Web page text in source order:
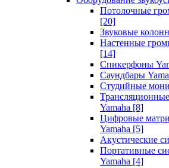
Потолочные
[20]
Звуковые
Настенные
[14]
Спикерфоны
Саундбары
Студийные
Yamaha [8]
Цифровые
Yamaha [5]
Акустические
Портативные
Yamaha [4]